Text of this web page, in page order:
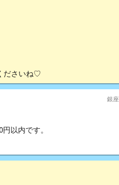
ださいね♡
銀
以内です。